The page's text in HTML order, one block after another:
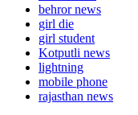
behror news
girl die
girl student
Kotputli news
lightning
mobile phone
rajasthan news